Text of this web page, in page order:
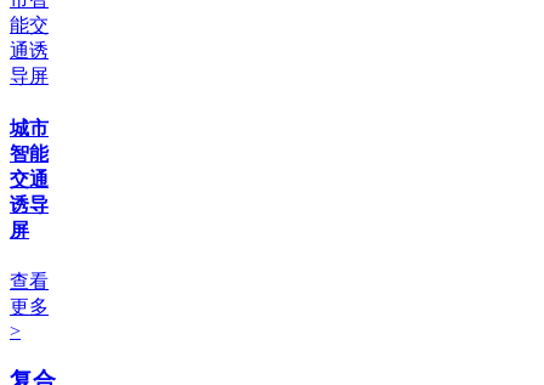
城市
智能
交通
诱导
屏
查看
更多
>